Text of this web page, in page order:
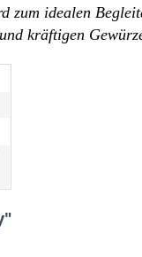
zum idealen
kräftigen